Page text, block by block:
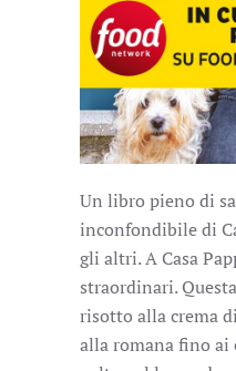
Un libro pieno di
inconfondibile di
gli altri. A Casa
straordinari.
risotto alla crema
alla romana fino ai